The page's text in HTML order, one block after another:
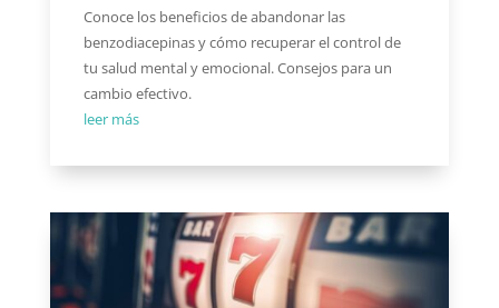
Conoce los beneficios de abandonar las
benzodiacepinas y cómo recuperar el control de
tu salud mental y emocional. Consejos para un
cambio efectivo.
leer más